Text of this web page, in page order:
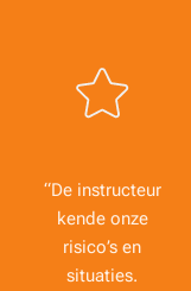
“De instructeur
kende onze
risico’s en
situaties.